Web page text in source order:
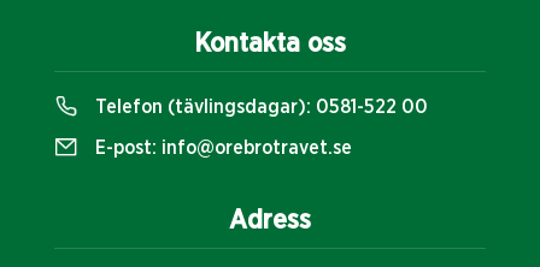
Kontakta oss
Telefon (tävlingsdagar): 0581-522 00
E-post: info@orebrotravet.se
Adress